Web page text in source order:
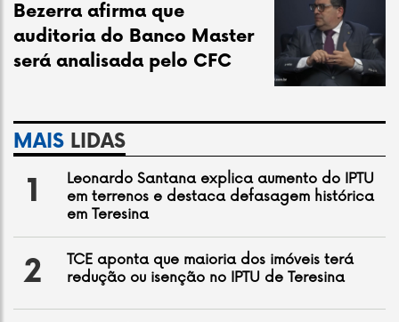
Bezerra afirma que
auditoria do Banco Master
será analisada pelo CFC
MAIS LIDAS
1
Leonardo Santana explica aumento do IPTU
em terrenos e destaca defasagem histórica
em Teresina
2
TCE aponta que maioria dos imóveis terá
redução ou isenção no IPTU de Teresina